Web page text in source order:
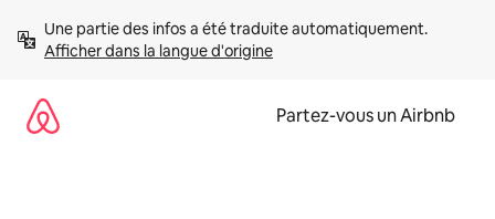
directement
Afficher dans la langue d'origine
Partez-vous un Airbnb